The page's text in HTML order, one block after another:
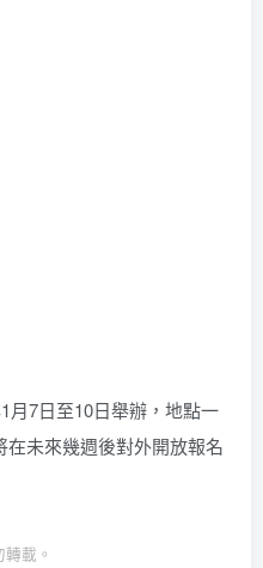
月7日至10日舉辦，地點一
未來幾週後對外開放報名
載。